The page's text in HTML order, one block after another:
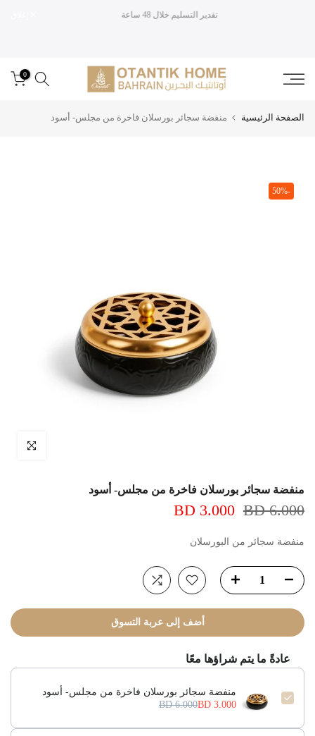
تقدير التسليم خلال 48 ساعة
0
الصفحة الرئيسية منفضة سجائر بورسلان فاخرة من مجلس- أسود
-50%
اضغط
منفضة سجائر بورسلان فاخرة من مجلس- أسود
6.000 BD
3.000 BD
منفضة سجائر من البورسلان
أضف إلى عربة التسوق
عادةً ما يتم شراؤها معًا
منفضة سجائر بورسلان فاخرة من مجلس- أسود
3.000 BD
6.000 BD